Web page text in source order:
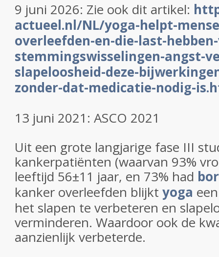
9 juni 2026: Zie ook dit artikel:
actueel.nl/NL/yoga-helpt-
overleefden-en-die-last-
stemmingswisselingen-angst-
slapeloosheid-deze-
zonder-dat-medicatie-nodig-
13 juni 2021: ASCO 2021
Uit een grote langjarige fase III
kankerpatiënten (waarvan 93%
leeftijd 56±11 jaar, en 73% had
kanker overleefden blijkt yoga
het slapen te verbeteren en
verminderen. Waardoor ook de
aanzienlijk verbeterde.